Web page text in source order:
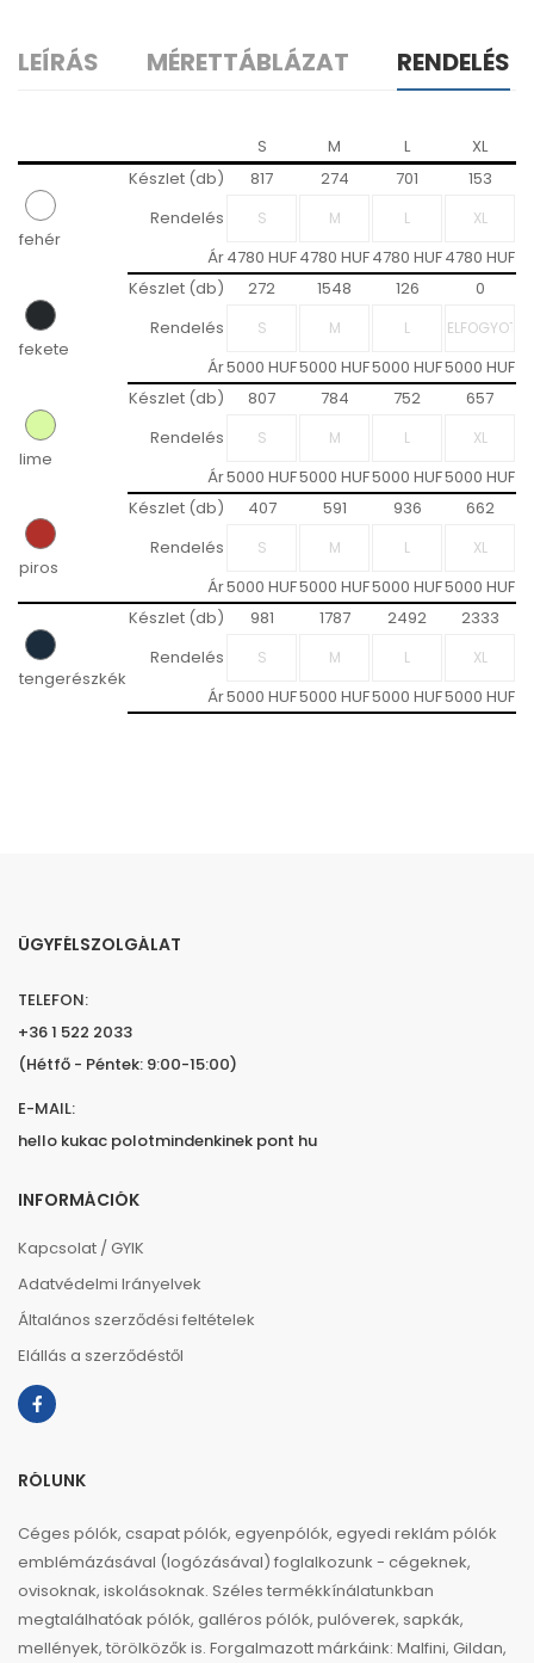
LEÍRÁS MÉRETTÁBLÁZAT RENDELÉS
S M L XL
fehér
Készlet (db) 817 274 701
153
Rendelés
Ár4780 HUF4780 HUF4780 HUF4780 HUF
fekete
Készlet (db) 272 1548 126
0
Rendelés
Ár5000 HUF5000 HUF5000 HUF5000 HUF
lime
Készlet (db) 807 784 752
657
Rendelés
Ár5000 HUF5000 HUF5000 HUF5000 HUF
piros
Készlet (db) 407 591 936
662
Rendelés
Ár5000 HUF5000 HUF5000 HUF5000 HUF
tengerészkék
Készlet (db) 981 1787 2492
2333
Rendelés
Ár5000 HUF5000 HUF5000 HUF5000 HUF
ÜGYFÉLSZOLGÁLAT
TELEFON:
+36 1 522 2033
(Hétfő - Péntek: 9:00-15:00)
E-MAIL:
hello kukac polotmindenkinek pont hu
INFORMÁCIÓK
Kapcsolat / GYIK
Adatvédelmi Irányelvek
Általános szerződési feltételek
Elállás a szerződéstől
RÓLUNK
Céges pólók, csapat pólók, egyenpólók, egyedi reklám pólók
emblémázásával (logózásával) foglalkozunk - cégeknek,
ovisoknak, iskolásoknak. Széles termékkínálatunkban
megtalálhatóak pólók, galléros pólók, pulóverek, sapkák,
mellények, törölközők is. Forgalmazott márkáink: Malfini, Gildan,